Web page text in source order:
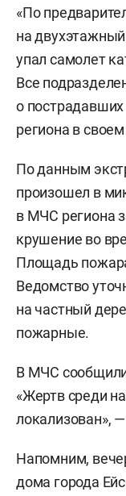
«По
на
упал самолет
Все
о пострадавших
региона в
По данным
произошел в
в МЧС региона
крушение во
Площадь
Ведомство
на частный
пожарные.
В МЧС сообщили
«Жертв среди
локализован»,
Напомним,
дома города